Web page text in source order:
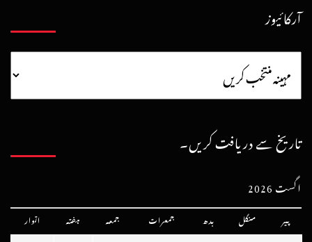
آرکائیوز
تاریخ سے دریافت کریں۔
اگست 2026
پیر منگل بدھ جمعرات جمعہ ہفتہ اتوار